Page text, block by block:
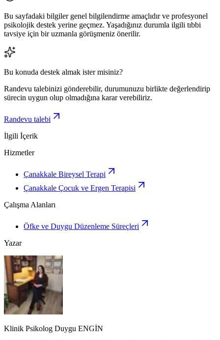
Bu sayfadaki bilgiler genel bilgilendirme amaçlıdır ve profesyonel
psikolojik destek yerine geçmez. Yaşadığınız durumla ilgili tıbbi
tavsiye için bir uzmanla görüşmeniz önerilir.
Bu konuda destek almak ister misiniz?
Randevu talebinizi gönderebilir, durumunuzu birlikte değerlendirip
sürecin uygun olup olmadığına karar verebiliriz.
Randevu talebi
İlgili İçerik
Hizmetler
Çanakkale Bireysel Terapi
Çanakkale Çocuk ve Ergen Terapisi
Çalışma Alanları
Öfke ve Duygu Düzenleme Süreçleri
Yazar
Klinik Psikolog Duygu ENGİN